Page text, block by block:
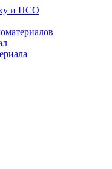
и НСО